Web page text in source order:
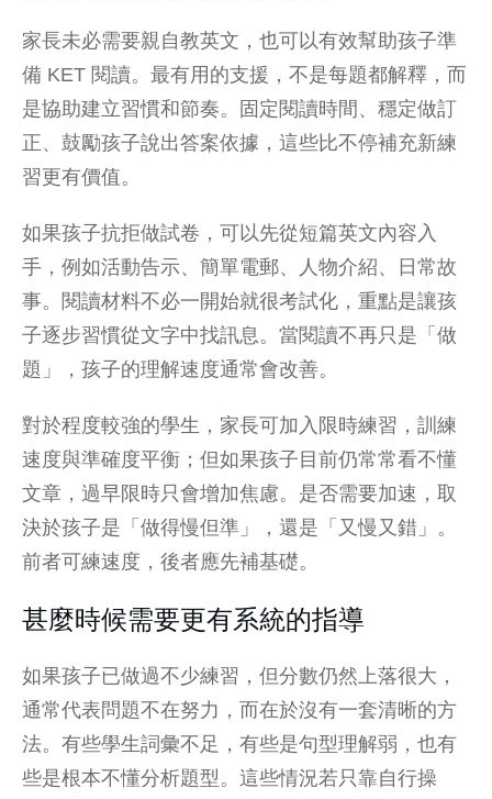
家長未必需要親自教英文，也可以有效幫助孩子準
備 KET 閱讀。最有用的支援，不是每題都解釋，而
是協助建立習慣和節奏。固定閱讀時間、穩定做訂
正、鼓勵孩子說出答案依據，這些比不停補充新練
習更有價值。
如果孩子抗拒做試卷，可以先從短篇英文內容入
手，例如活動告示、簡單電郵、人物介紹、日常故
事。閱讀材料不必一開始就很考試化，重點是讓孩
子逐步習慣從文字中找訊息。當閱讀不再只是「做
題」，孩子的理解速度通常會改善。
對於程度較強的學生，家長可加入限時練習，訓練
速度與準確度平衡；但如果孩子目前仍常常看不懂
文章，過早限時只會增加焦慮。是否需要加速，取
決於孩子是「做得慢但準」，還是「又慢又錯」。
前者可練速度，後者應先補基礎。
甚麼時候需要更有系統的指導
如果孩子已做過不少練習，但分數仍然上落很大，
通常代表問題不在努力，而在於沒有一套清晰的方
法。有些學生詞彙不足，有些是句型理解弱，也有
些是根本不懂分析題型。這些情況若只靠自行操